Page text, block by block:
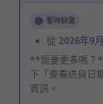
暫時缺貨
從 2026年9
**需要更多嗎？
下「查看送貨日
資訊。